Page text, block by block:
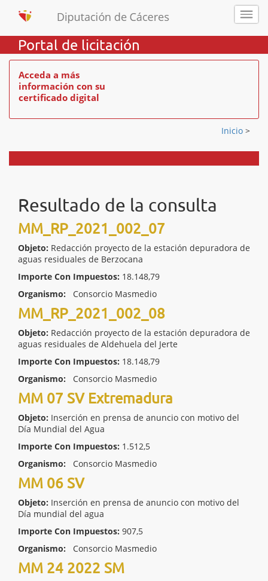
Portal de licitación
Acceda a más
información con su
certificado digital
Inicio >
Resultado de la consulta
MM_RP_2021_002_07
Objeto: Redacción proyecto de la estación depuradora de
aguas residuales de Berzocana
Importe Con Impuestos: 18.148,79
Organismo:
Consorcio Masmedio
MM_RP_2021_002_08
Objeto: Redacción proyecto de la estación depuradora de
aguas residuales de Aldehuela del Jerte
Importe Con Impuestos: 18.148,79
Organismo:
Consorcio Masmedio
MM 07 SV Extremadura
Objeto: Inserción en prensa de anuncio con motivo del
Día Mundial del Agua
Importe Con Impuestos: 1.512,5
Organismo:
Consorcio Masmedio
MM 06 SV
Objeto: Inserción en prensa de anuncio con motivo del
Día mundial del agua
Importe Con Impuestos: 907,5
Organismo:
Consorcio Masmedio
MM 24 2022 SM